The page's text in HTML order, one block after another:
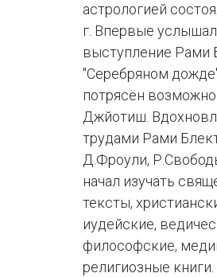
астрологией
г. Впервые услышал
выступление Рами
"Серебряном
потрясён
Джйотиш.
трудами Рами
Д.Фроули,
начал изучать
тексты,
иудейские,
философские,
религиозные книги.